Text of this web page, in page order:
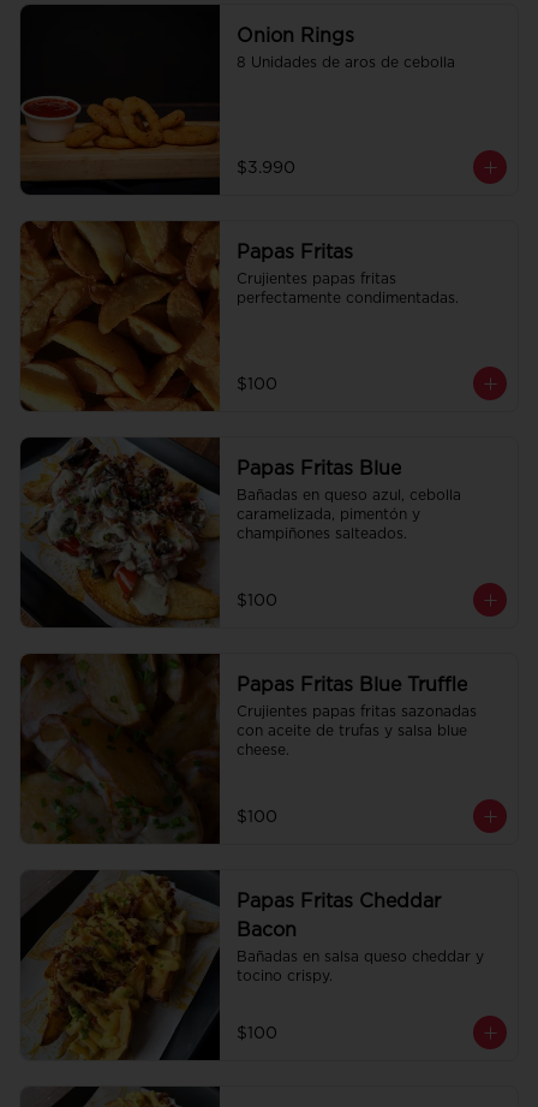
Onion Rings
8 Unidades de aros de cebolla
$3.990
Papas Fritas
Crujientes papas fritas
perfectamente condimentadas.
$100
Papas Fritas Blue
Bañadas en queso azul, cebolla
caramelizada, pimentón y
champiñones salteados.
$100
Papas Fritas Blue Truffle
Crujientes papas fritas sazonadas
con aceite de trufas y salsa blue
cheese.
$100
Papas Fritas Cheddar
Bacon
Bañadas en salsa queso cheddar y
tocino crispy.
$100